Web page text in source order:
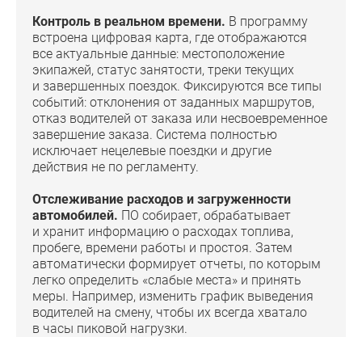
Контроль в реальном времени. В программу
встроена цифровая карта, где отображаются
все актуальные данные: местоположение
экипажей, статус занятости, треки текущих
и завершенных поездок. Фиксируются все типы
событий: отклонения от заданных маршрутов,
отказ водителей от заказа или несвоевременное
завершение заказа. Система полностью
исключает нецелевые поездки и другие
действия не по регламенту.
Отслеживание расходов и загруженности
автомобилей. ПО собирает, обрабатывает
и хранит информацию о расходах топлива,
пробеге, времени работы и простоя. Затем
автоматически формирует отчеты, по которым
легко определить «слабые места» и принять
меры. Например, изменить график выведения
водителей на смену, чтобы их всегда хватало
в часы пиковой нагрузки.